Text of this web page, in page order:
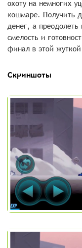
охоту на немногих
кошмаре. Получить
денег, а преодолеть
смелость и
финал в этой
Скриншоты